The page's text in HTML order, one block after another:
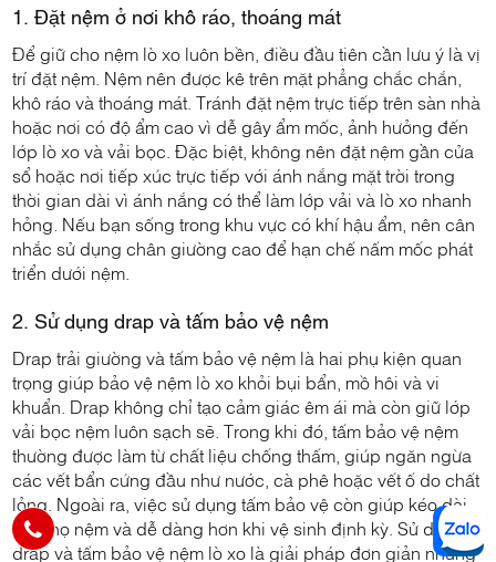
1. Đặt nệm ở nơi khô ráo, thoáng mát
Để giữ cho nệm lò xo luôn bền, điều đầu tiên cần lưu ý là vị
trí đặt nệm. Nệm nên được kê trên mặt phẳng chắc chắn,
khô ráo và thoáng mát. Tránh đặt nệm trực tiếp trên sàn nhà
hoặc nơi có độ ẩm cao vì dễ gây ẩm mốc, ảnh hưởng đến
lớp lò xo và vải bọc. Đặc biệt, không nên đặt nệm gần cửa
sổ hoặc nơi tiếp xúc trực tiếp với ánh nắng mặt trời trong
thời gian dài vì ánh nắng có thể làm lớp vải và lò xo nhanh
hỏng. Nếu bạn sống trong khu vực có khí hậu ẩm, nên cân
nhắc sử dụng chân giường cao để hạn chế nấm mốc phát
triển dưới nệm.
2. Sử dụng drap và tấm bảo vệ nệm
Drap trải giường và tấm bảo vệ nệm là hai phụ kiện quan
trọng giúp bảo vệ nệm lò xo khỏi bụi bẩn, mồ hôi và vi
khuẩn. Drap không chỉ tạo cảm giác êm ái mà còn giữ lớp
vải bọc nệm luôn sạch sẽ. Trong khi đó, tấm bảo vệ nệm
thường được làm từ chất liệu chống thấm, giúp ngăn ngừa
các vết bẩn cứng đầu như nước, cà phê hoặc vết ố do chất
lỏng. Ngoài ra, việc sử dụng tấm bảo vệ còn giúp kéo dài
tuổi thọ nệm và dễ dàng hơn khi vệ sinh định kỳ. Sử dụng
drap và tấm bảo vệ nệm lò xo là giải pháp đơn giản nhưng